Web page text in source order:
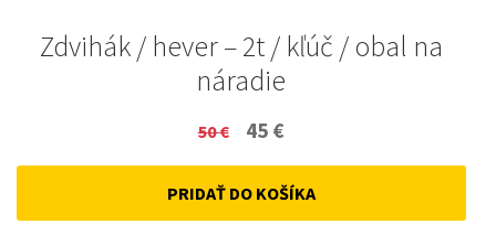
Zdvihák / hever – 2t / kľúč / obal na
náradie
50€
Original
price
was:
45 €
price
is:
PRIDAŤ DO KOŠÍKA